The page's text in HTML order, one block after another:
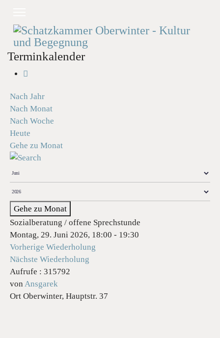
Terminkalender
Nach Jahr
Nach Monat
Nach Woche
Heute
Gehe zu Monat
Gehe zu Monat
Sozialberatung / offene Sprechstunde
Montag, 29. Juni 2026, 18:00 - 19:30
Vorherige Wiederholung
Nächste Wiederholung
Aufrufe : 315792
von Ansgarek
Ort Oberwinter, Hauptstr. 37